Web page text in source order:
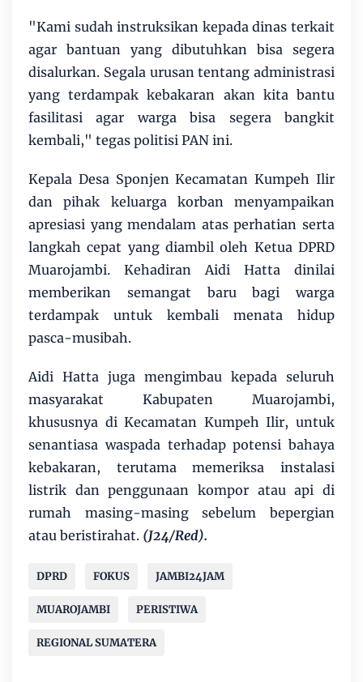
​"Kami sudah instruksikan kepada dinas terkait
agar bantuan yang dibutuhkan bisa segera
disalurkan. Segala urusan tentang administrasi
yang terdampak kebakaran akan kita bantu
fasilitasi agar warga bisa segera bangkit
kembali," tegas politisi PAN ini.
​Kepala Desa Sponjen Kecamatan Kumpeh Ilir
dan pihak keluarga korban menyampaikan
apresiasi yang mendalam atas perhatian serta
langkah cepat yang diambil oleh Ketua DPRD
Muarojambi. Kehadiran Aidi Hatta dinilai
memberikan semangat baru bagi warga
terdampak untuk kembali menata hidup
pasca-musibah.
​Aidi Hatta juga mengimbau kepada seluruh
masyarakat Kabupaten Muarojambi,
khususnya di Kecamatan Kumpeh Ilir, untuk
senantiasa waspada terhadap potensi bahaya
kebakaran, terutama memeriksa instalasi
listrik dan penggunaan kompor atau api di
rumah masing-masing sebelum bepergian
atau beristirahat. (J24/Red).
DPRD FOKUS JAMBI24JAM
MUAROJAMBI PERISTIWA
REGIONAL SUMATERA